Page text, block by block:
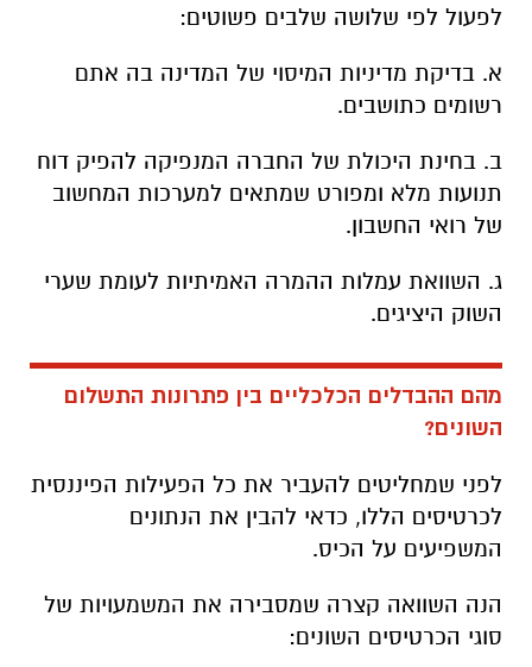
לפעול לפי שלושה שלבים פשוטים:
א. בדיקת מדיניות המיסוי של המדינה בה אתם
רשומים כתושבים.
ב. בחינת היכולת של החברה המנפיקה להפיק דוח
תנועות מלא ומפורט שמתאים למערכות המחשוב
של רואי החשבון.
ג. השוואת עמלות ההמרה האמיתיות לעומת שערי
השוק היציגים.
מהם ההבדלים הכלכליים בין פתרונות התשלום
השונים?
לפני שמחליטים להעביר את כל הפעילות הפיננסית
לכרטיסים הללו, כדאי להבין את הנתונים
המשפיעים על הכיס.
הנה השוואה קצרה שמסבירה את המשמעויות של
סוגי הכרטיסים השונים: